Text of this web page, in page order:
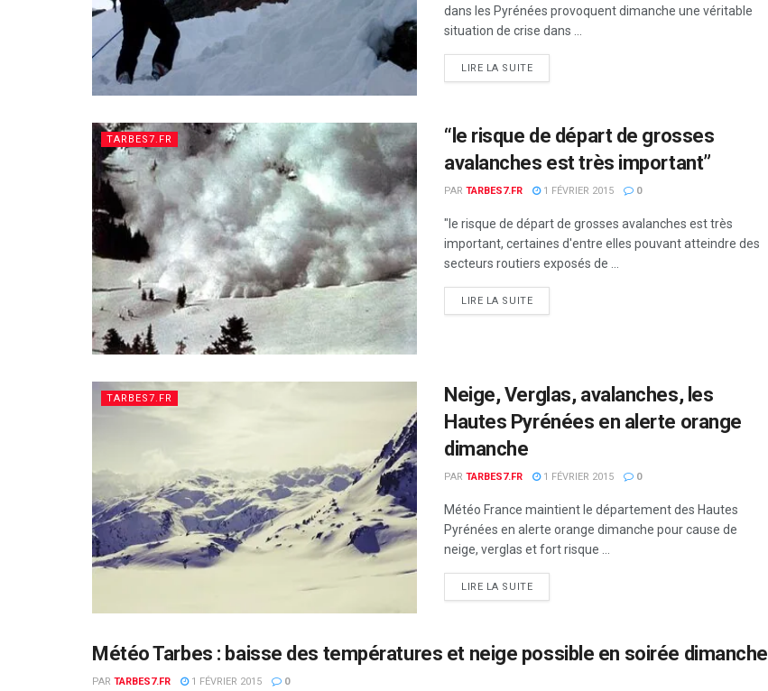
dans les Pyrénées provoquent dimanche une véritable
situation de crise dans ...
LIRE LA SUITEDETAILS
TARBES7.FR
“le risque de départ de grosses
avalanches est très important”
PAR TARBES7.FR 1 FÉVRIER 2015 0
"le risque de départ de grosses avalanches est très
important, certaines d'entre elles pouvant atteindre des
secteurs routiers exposés de ...
LIRE LA SUITEDETAILS
TARBES7.FR
Neige, Verglas, avalanches, les
Hautes Pyrénées en alerte orange
dimanche
PAR TARBES7.FR 1 FÉVRIER 2015 0
Météo France maintient le département des Hautes
Pyrénées en alerte orange dimanche pour cause de
neige, verglas et fort risque ...
LIRE LA SUITEDETAILS
TARBES7.FR
Météo Tarbes : baisse des températures et neige possible en soirée dimanche
PAR TARBES7.FR 1 FÉVRIER 2015 0